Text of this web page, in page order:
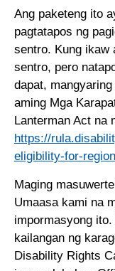
Ang paketeng ito
pagtatapos ng
sentro. Kung ikaw
sentro, pero
dapat,
aming Mga
Lanterman Act na
https://
eligibility-for-
Maging
Umaasa kami na
impormasyong
kailangan ng
Disability Rights